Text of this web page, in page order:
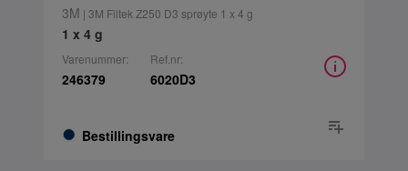
3M | 3M Filtek Z250 D3 sprøyte 1 x 4 g
1 x 4 g
Varenummer:
246379
Bestillingsvare
Ref.nr:
6020D3